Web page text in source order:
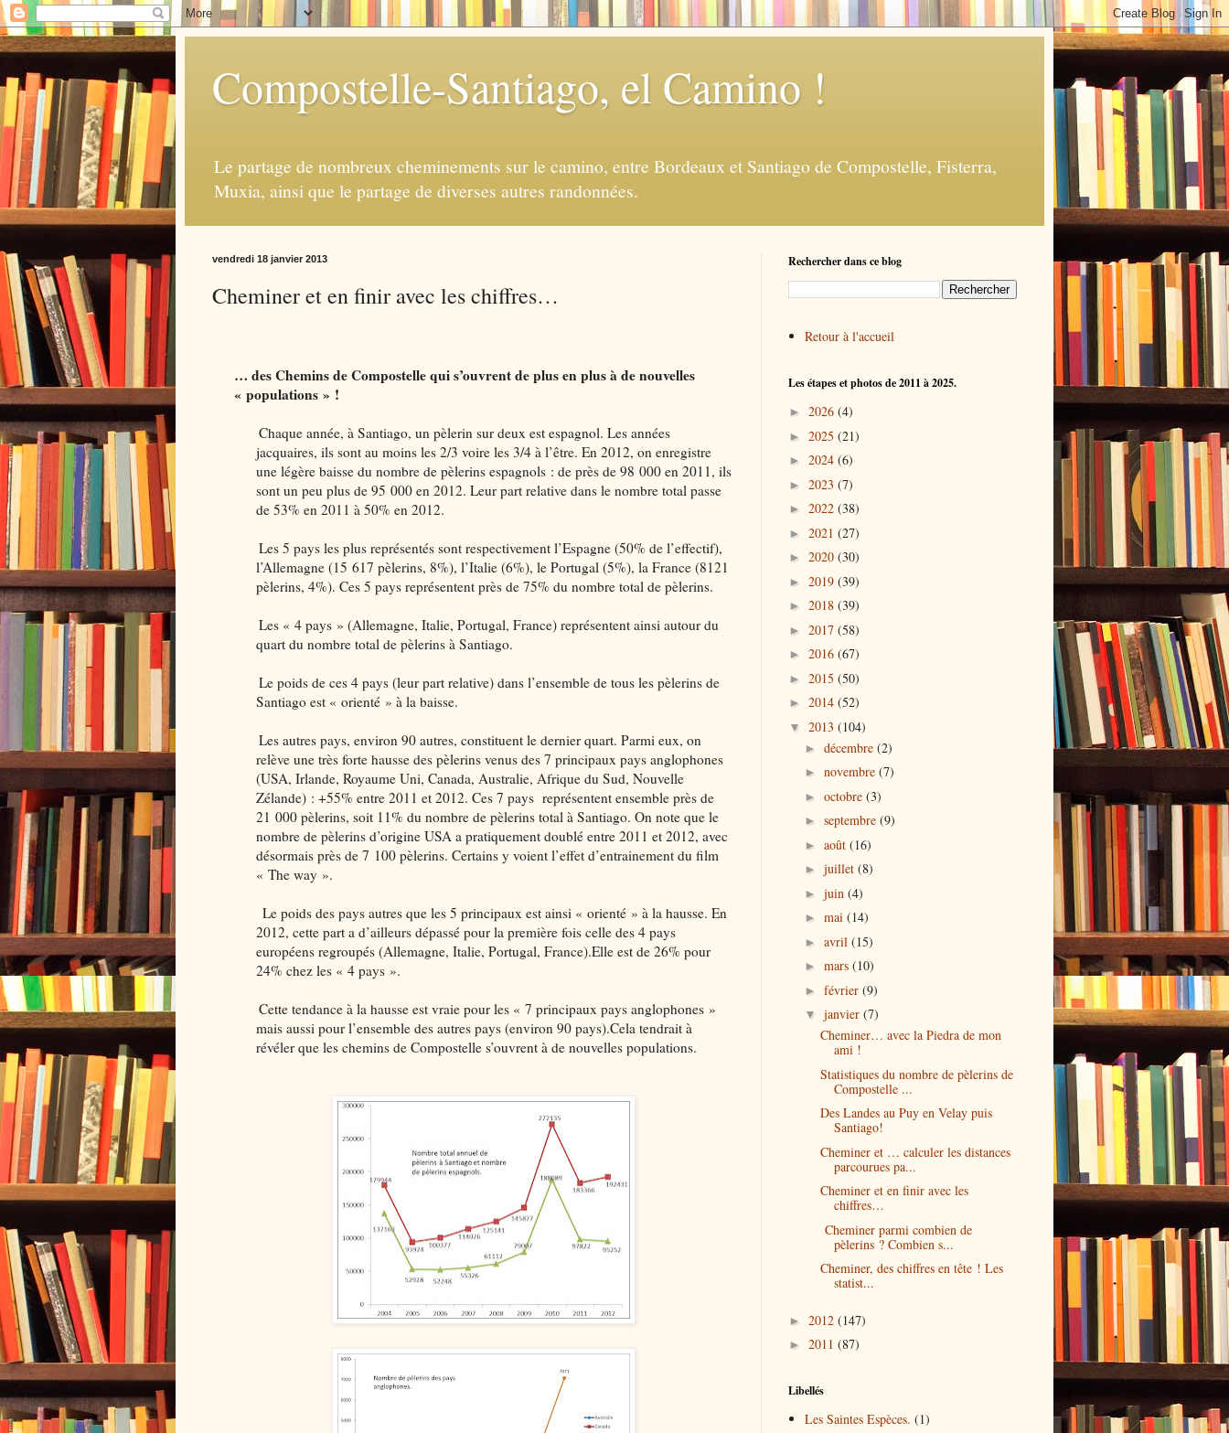
Compostelle-Santiago, el Camino !
Le partage de nombreux cheminements sur le camino, entre Bordeaux et Santiago de Compostelle, Fisterra,
Muxia, ainsi que le partage de diverses autres randonnées.
vendredi 18 janvier 2013
Cheminer et en finir avec les chiffres…
… des Chemins de Compostelle qui s’ouvrent de plus en plus à de nouvelles
« populations » !
Chaque année, à Santiago, un pèlerin sur deux est espagnol. Les années
jacquaires, ils sont au moins les 2/3 voire les 3/4 à l’être. En 2012, on enregistre
une légère baisse du nombre de pèlerins espagnols : de près de 98 000 en 2011, ils
sont un peu plus de 95 000 en 2012. Leur part relative dans le nombre total passe
de 53% en 2011 à 50% en 2012.
Les 5 pays les plus représentés sont respectivement l’Espagne (50% de l’effectif),
l’Allemagne (15 617 pèlerins, 8%), l’Italie (6%), le Portugal (5%), la France (8121
pèlerins, 4%). Ces 5 pays représentent près de 75% du nombre total de pèlerins.
Les « 4 pays » (Allemagne, Italie, Portugal, France) représentent ainsi autour du
quart du nombre total de pèlerins à Santiago.
Le poids de ces 4 pays (leur part relative) dans l’ensemble de tous les pèlerins de
Santiago est « orienté » à la baisse.
Les autres pays, environ 90 autres, constituent le dernier quart. Parmi eux, on
relève une très forte hausse des pèlerins venus des 7 principaux pays anglophones
(USA, Irlande, Royaume Uni, Canada, Australie, Afrique du Sud, Nouvelle
Zélande) : +55% entre 2011 et 2012. Ces 7 pays représentent ensemble près de
21 000 pèlerins, soit 11% du nombre de pèlerins total à Santiago. On note que le
nombre de pèlerins d’origine USA a pratiquement doublé entre 2011 et 2012, avec
désormais près de 7 100 pèlerins. Certains y voient l’effet d’entrainement du film
« The way ».
Le poids des pays autres que les 5 principaux est ainsi « orienté » à la hausse. En
2012, cette part a d’ailleurs dépassé pour la première fois celle des 4 pays
européens regroupés (Allemagne, Italie, Portugal, France).Elle est de 26% pour
24% chez les « 4 pays ».
Cette tendance à la hausse est vraie pour les « 7 principaux pays anglophones »
mais aussi pour l’ensemble des autres pays (environ 90 pays).Cela tendrait à
révéler que les chemins de Compostelle s’ouvrent à de nouvelles populations.
Rechercher dans ce blog
Retour à l'accueil
Les étapes et photos de 2011 à 2025.
► 2026 (4)
► 2025 (21)
► 2024 (6)
► 2023 (7)
► 2022 (38)
► 2021 (27)
► 2020 (30)
► 2019 (39)
► 2018 (39)
► 2017 (58)
► 2016 (67)
► 2015 (50)
► 2014 (52)
▼ 2013 (104)
► décembre (2)
► novembre (7)
► octobre (3)
► septembre (9)
► août (16)
► juillet (8)
► juin (4)
► mai (14)
► avril (15)
► mars (10)
► février (9)
▼ janvier (7)
Cheminer… avec la Piedra de mon
ami !
Statistiques du nombre de pèlerins de
Compostelle ...
Des Landes au Puy en Velay puis
Santiago!
Cheminer et … calculer les distances
parcourues pa...
Cheminer et en finir avec les
chiffres…
Cheminer parmi combien de
pèlerins ? Combien s...
Cheminer, des chiffres en tête ! Les
statist...
► 2012 (147)
► 2011 (87)
Libellés
Les Saintes Espèces. (1)